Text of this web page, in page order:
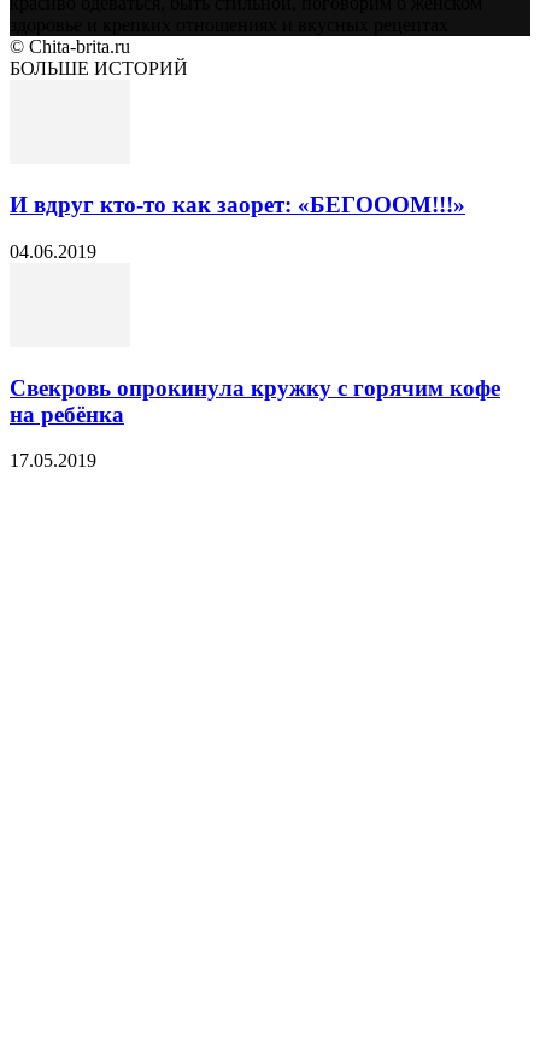
© Chita-brita.ru
БОЛЬШЕ ИСТОРИЙ
И вдруг кто-то как заорет: «БЕГОООМ!!!»
04.06.2019
Свекровь опрокинула кружку с горячим кофе
на ребёнка
17.05.2019